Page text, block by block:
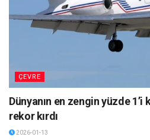
ÇEVRE
Dünyanın en zengin yüzde
rekor kırdı
2026-01-13